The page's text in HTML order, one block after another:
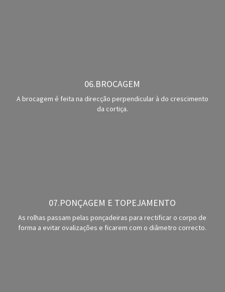
06.BROCAGEM
A brocagem é feita na direcção perpendicular à do crescimento
da cortiça.
07.PONÇAGEM E TOPEJAMENTO
As rolhas passam pelas ponçadeiras para rectificar o corpo de
forma a evitar ovalizações e ficarem com o diâmetro correcto.